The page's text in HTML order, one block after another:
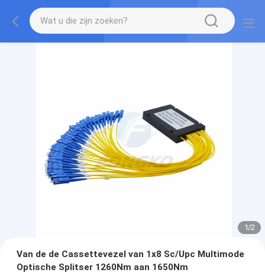
1/2
Van de de Cassettevezel van 1x8 Sc/Upc Multimode
Optische Splitser 1260Nm aan 1650Nm